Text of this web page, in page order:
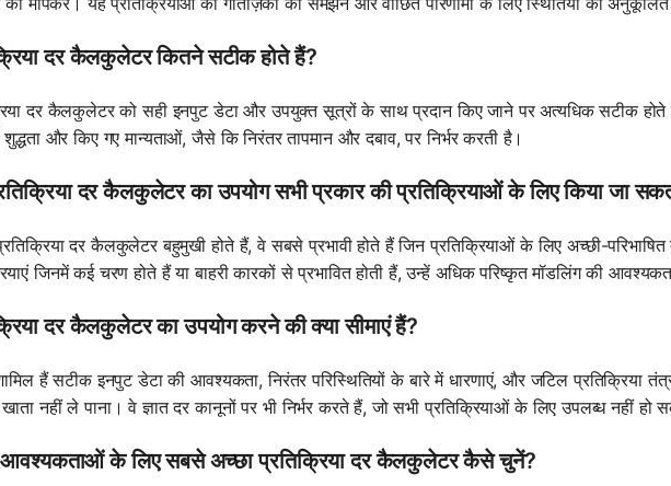
दर कैलकुलेटर कितने सटीक होते हैं?
दर कैलकुलेटर को सही इनपुट डेटा और उपयुक्त सूत्रों के साथ प्रदान किए जाने पर अत्यधिक सटीक
और किए गए मान्यताओं, जैसे कि निरंतर तापमान और दबाव, पर निर्भर करती है।
दर कैलकुलेटर का उपयोग सभी प्रकार की प्रतिक्रियाओं के लिए किया जा
दर कैलकुलेटर बहुमुखी होते हैं, वे सबसे प्रभावी होते हैं जिन प्रतिक्रियाओं के लिए अच्छी-
जिनमें कई चरण होते हैं या बाहरी कारकों से प्रभावित होती हैं, उन्हें अधिक परिष्कृत मॉडलिंग की
दर कैलकुलेटर का उपयोग करने की क्या सीमाएं हैं?
हैं सटीक इनपुट डेटा की आवश्यकता, निरंतर परिस्थितियों के बारे में धारणाएं, और जटिल प्रतिक्रिया
नहीं ले पाना। वे ज्ञात दर कानूनों पर भी निर्भर करते हैं, जो सभी प्रतिक्रियाओं के लिए उपलब्ध नहीं हो
के लिए सबसे अच्छा प्रतिक्रिया दर कैलकुलेटर कैसे चुनें?